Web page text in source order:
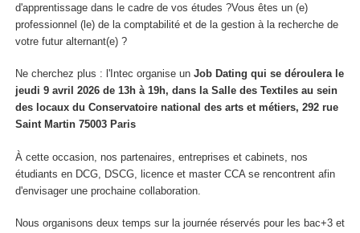
d'apprentissage dans le cadre de vos études ?Vous êtes un (e)
professionnel (le) de la comptabilité et de la gestion à la recherche de
votre futur alternant(e) ?
Ne cherchez plus : l'Intec organise un Job Dating qui se déroulera le
jeudi 9 avril 2026 de 13h à 19h, dans la Salle des Textiles au sein
des locaux du Conservatoire national des arts et métiers, 292 rue
Saint Martin 75003 Paris
À cette occasion, nos partenaires, entreprises et cabinets, nos
étudiants en DCG, DSCG, licence et master CCA se rencontrent afin
d'envisager une prochaine collaboration.
Nous organisons deux temps sur la journée réservés pour les bac+3 et